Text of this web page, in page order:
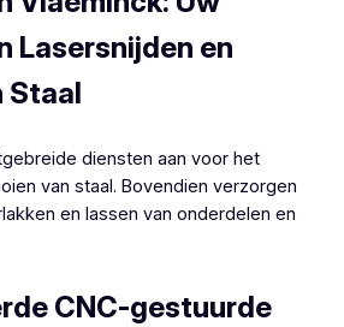
Lasersnijden en
Staal
diensten aan voor het
van staal. Bovendien verzorgen
en lassen van onderdelen en
CNC-gestuurde